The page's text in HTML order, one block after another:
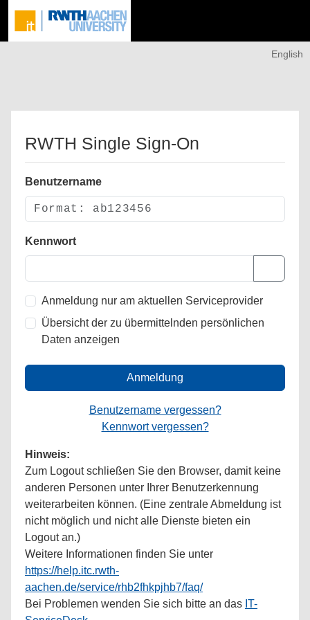
English
RWTH Single Sign-On
Benutzername
Kennwort
Anmeldung nur am aktuellen Serviceprovider
Übersicht der zu übermittelnden persönlichen
Daten anzeigen
Anmeldung
Benutzername vergessen?
Kennwort vergessen?
Hinweis:
Zum Logout schließen Sie den Browser, damit keine
anderen Personen unter Ihrer Benutzerkennung
weiterarbeiten können. (Eine zentrale Abmeldung ist
nicht möglich und nicht alle Dienste bieten ein
Logout an.)
Weitere Informationen finden Sie unter
https://help.itc.rwth-
aachen.de/service/rhb2fhkpjhb7/faq/
Bei Problemen wenden Sie sich bitte an das IT-